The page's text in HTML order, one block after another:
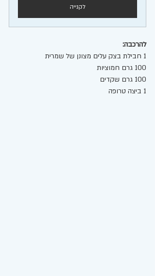
לקנייה
להרכבה:
1 חבילת בצק עלים מצונן של שמרית
100 גרם חמוציות
100 גרם שקדים
1 ביצה טרופה